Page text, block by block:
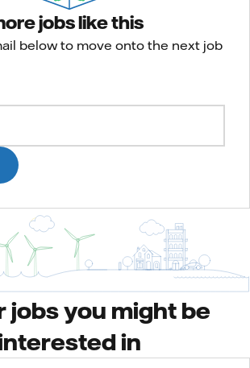
jobs like this
below to move onto the next job
jobs you might be
in